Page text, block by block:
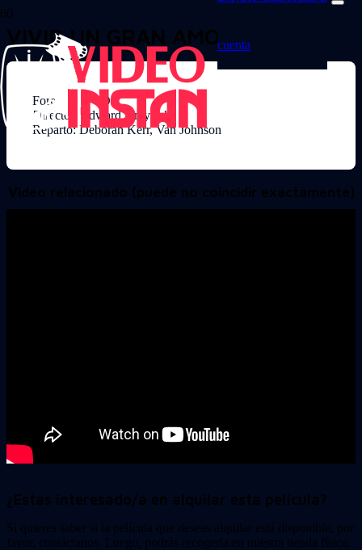
cuenta
VIVIR UN GRAN AMOR
Formato: DVD
Director: Edward Dmytryk
Reparto: Deborah Kerr, Van Johnson
Video relacionado (puede no coincidir exactamente)
¿Estas interesado/a en alquilar esta película?
Si quieres saber si la película que deseas alquilar está disponible, por
favor, contáctanos. Luego, podrás recogerla en nuestra tienda física.